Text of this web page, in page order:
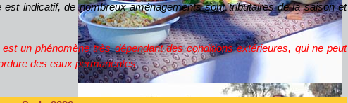
est indicatif, de nombreux aménagements sont tributaires de la saison et
est un phénomène très dépendant des conditions extérieures, qui ne peut
des eaux permanentes